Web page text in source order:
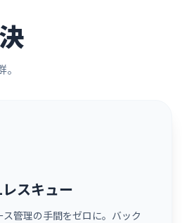
スキュー
ス管理の手間をゼロに。バック